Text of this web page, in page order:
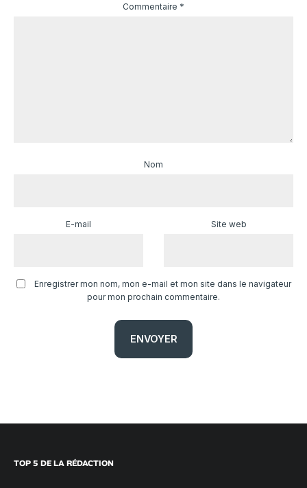
Commentaire *
Nom
E-mail Site web
Enregistrer mon nom, mon e-mail et mon site dans le navigateur
pour mon prochain commentaire.
TOP 5 DE LA RÉDACTION